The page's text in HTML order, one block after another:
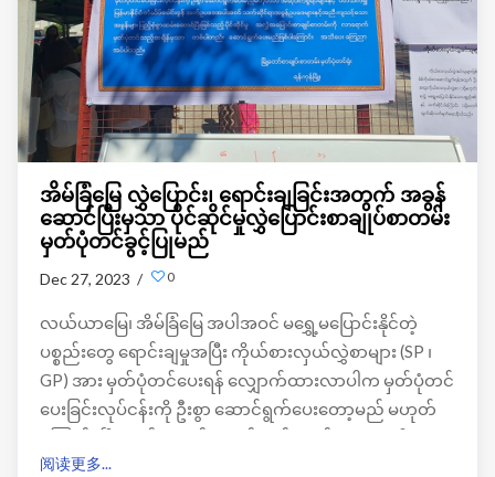
အိမ်ခြံမြေ လွှဲပြောင်း၊ ရောင်းချခြင်းအတွက် အခွန်
ဆောင်ပြီးမှသာ ပိုင်ဆိုင်မှုလွှဲပြောင်းစာချုပ်စာတမ်း
မှတ်ပုံတင်ခွင့်ပြုမည်
Dec 27, 2023 / 0
လယ်ယာမြေ၊ အိမ်ခြံမြေ အပါအဝင် မရွှေ့မပြောင်းနိုင်တဲ့
ပစ္စည်းတွေ ရောင်းချမှုအပြီး ကိုယ်စားလှယ်လွှဲစာများ (SP ၊
GP) အား မှတ်ပုံတင်ပေးရန် လျှောက်ထားလာပါက မှတ်ပုံတင်
ပေးခြင်းလုပ်ငန်းကို ဦးစွာ ဆောင်ရွက်ပေးတော့မည် မဟုတ်
ထားပါတယ်။ မြန်မာနိုင်ငံ တံဆိပ်ခေါင်းခွန် အက်ဥပေဒ
阅读更多...